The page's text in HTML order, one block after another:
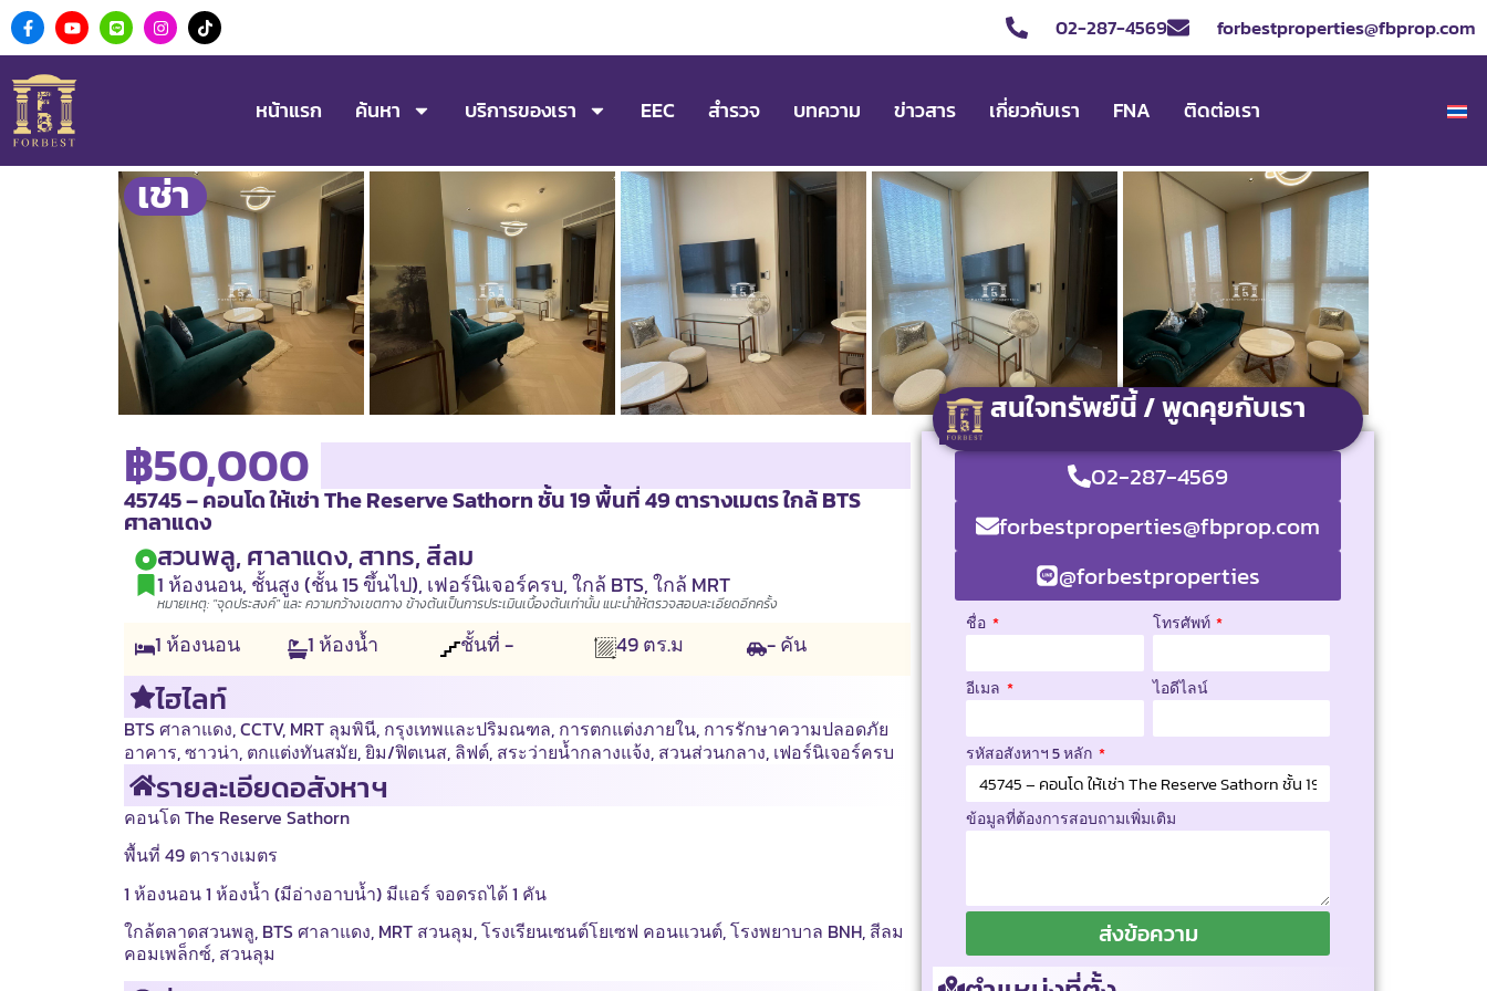
02-287-4569 forbestproperties@fbprop.com
หน้าแรก ค้นหา บริการของเรา EEC สำรวจ บทความ ข่าวสาร เกี่ยวกับเรา FNA ติดต่อเรา
เช่า
฿50,000
45745 – คอนโด ให้เช่า The Reserve Sathorn ชั้น 19 พื้นที่ 49 ตารางเมตร ใกล้ BTS
ศาลาแดง
สวนพลู, ศาลาแดง, สาทร, สีลม
1 ห้องนอน, ชั้นสูง (ชั้น 15 ขึ้นไป), เฟอร์นิเจอร์ครบ,ใกล้ BTS,ใกล้ MRT
หมายเหตุ: "จุดประสงค์" และ ความกว้างเขตทาง ข้างต้นเป็นการประเมินเบื้องต้นเท่านั้น แนะนำให้ตรวจสอบละเอียดอีกครั้ง
1 ห้องนอน 1 ห้องน้ำ ชั้นที่ - 49ตร.ม - คัน
ไฮไลท์
BTS ศาลาแดง,CCTV, MRT ลุมพินี, กรุงเทพและปริมณฑล, การตกแต่งภายใน, การรักษาความปลอดภัย
อาคาร,ซาวน่า, ตกแต่งทันสมัย,ยิม/ฟิตเนส, ลิฟต์, สระว่ายน้ำกลางแจ้ง, สวนส่วนกลาง, เฟอร์นิเจอร์ครบ
รายละเอียดอสังหาฯ
คอนโด The Reserve Sathorn
พื้นที่ 49 ตารางเมตร
1 ห้องนอน 1 ห้องน้ำ (มีอ่างอาบน้ำ) มีแอร์ จอดรถได้ 1 คัน
ใกล้ตลาดสวนพลู, BTS ศาลาแดง, MRT สวนลุม, โรงเรียนเซนต์โยเซฟ คอนแวนต์, โรงพยาบาล BNH, สีลม
คอมเพล็กซ์, สวนลุม
สนใจทรัพย์นี้ / พูดคุยกับเรา
02-287-4569
forbestproperties@fbprop.com
@forbestproperties
ชื่อ โทรศัพท์
อีเมล ไอดีไลน์
รหัสอสังหาฯ 5 หลัก
ข้อมูลที่ต้องการสอบถามเพิ่มเติม
ส่งข้อความ